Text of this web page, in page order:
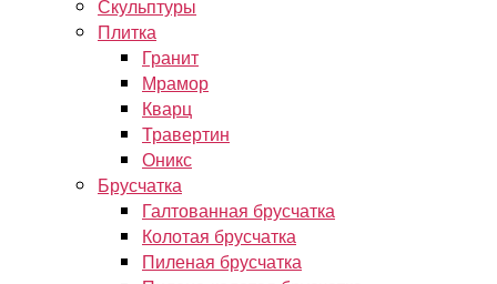
Скульптуры
Плитка
Гранит
Мрамор
Кварц
Травертин
Оникс
Брусчатка
Галтованная брусчатка
Колотая брусчатка
Пиленая брусчатка